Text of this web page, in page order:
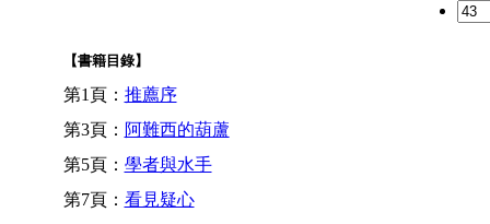
【書籍目錄】
第1頁： 推薦序
第3頁： 阿難西的葫蘆
第5頁： 學者與水手
第7頁： 看見疑心